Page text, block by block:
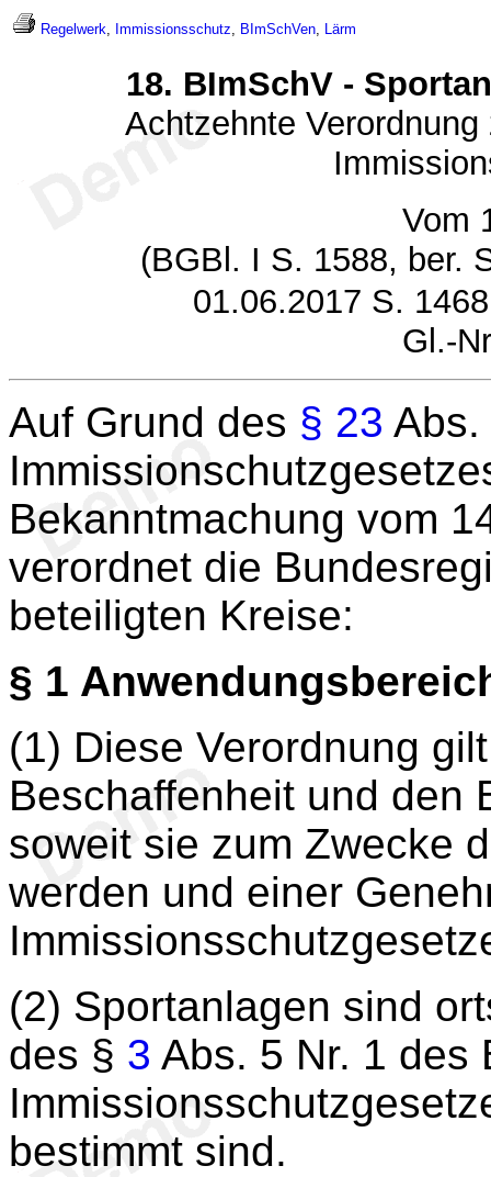
Regelwerk, Immissionsschutz, BImSchVen, Lärm
18. BImSchV -
Achtzehnte
Vom
(BGBl. I S. 1588, ber.
01.06.2017 S. 1468
Gl.-
Auf Grund des § 23 Abs.
Bekanntmachung vom
verordnet die
beteiligten Kreise:
§ 1
(1) Diese Verordnung
Beschaffenheit und den
soweit sie zum Zwecke
werden und einer
(2) Sportanlagen sind
des § 3 Abs. 5 Nr. 1 des
bestimmt sind.